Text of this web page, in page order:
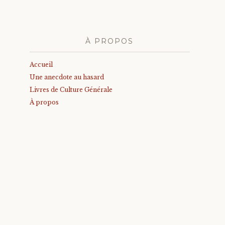
À PROPOS
Accueil
Une anecdote au hasard
Livres de Culture Générale
À propos